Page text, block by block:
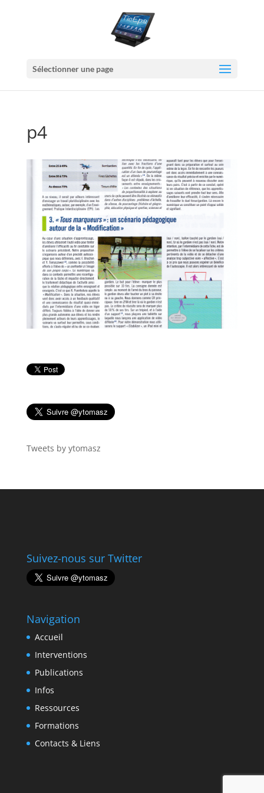
Sélectionner une page
p4
Tweets by ytomasz
Suivez-nous sur Twitter
Navigation
Accueil
Interventions
Publications
Infos
Ressources
Formations
Contacts & Liens